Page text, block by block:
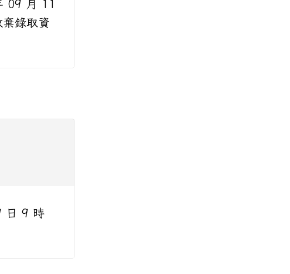
09 月 11
錄取資
日 9 時